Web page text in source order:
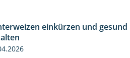
einkürzen und gesund